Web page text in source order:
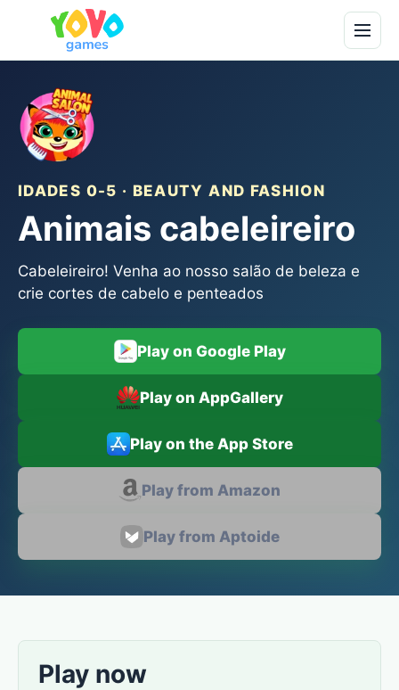
IDADES 0-5 · BEAUTY AND FASHION
Animais cabeleireiro
Cabeleireiro! Venha ao nosso salão de beleza e
crie cortes de cabelo e penteados
Play on Google Play
Play on AppGallery
Play on the App Store
Play from Amazon
Play from Aptoide
Play now